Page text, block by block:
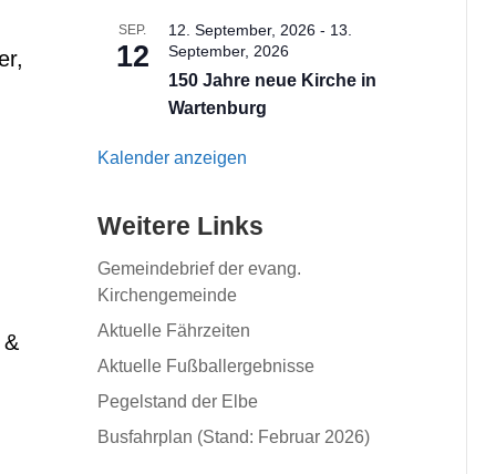
SEP.
12
12. September, 2026- 13.
September, 2026
150 Jahre neue Kirche in
Wartenburg
Kalender anzeigen
Weitere Links
Gemeindebrief der evang.
Kirchengemeinde
Aktuelle Fährzeiten
Aktuelle Fußballergebnisse
Pegelstand der Elbe
Busfahrplan (Stand: Februar 2026)